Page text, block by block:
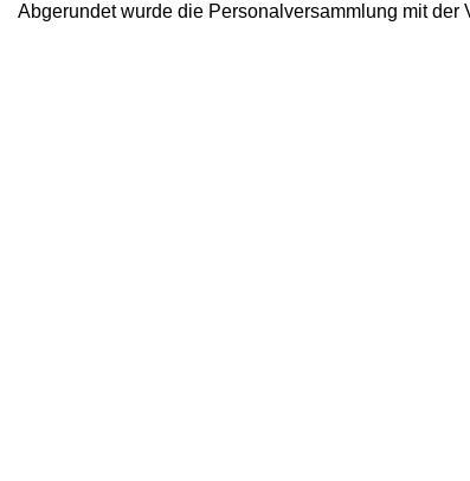
Abgerundet wurde die Personalversammlung mit